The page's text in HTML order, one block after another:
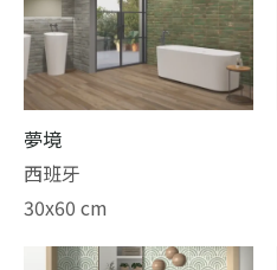
夢境
西班牙
30x60 cm